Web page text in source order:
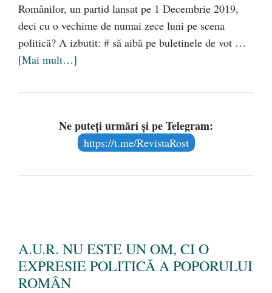
Românilor, un partid lansat pe 1 Decembrie 2019,
deci cu o vechime de numai zece luni pe scena
politică? A izbutit: # să aibă pe buletinele de vot …
[Mai mult…]
Ne puteți urmări și pe Telegram:
https://t.me/RevistaRost
A.U.R. NU ESTE UN OM, CI O
EXPRESIE POLITICĂ A POPORULUI
ROMÂN